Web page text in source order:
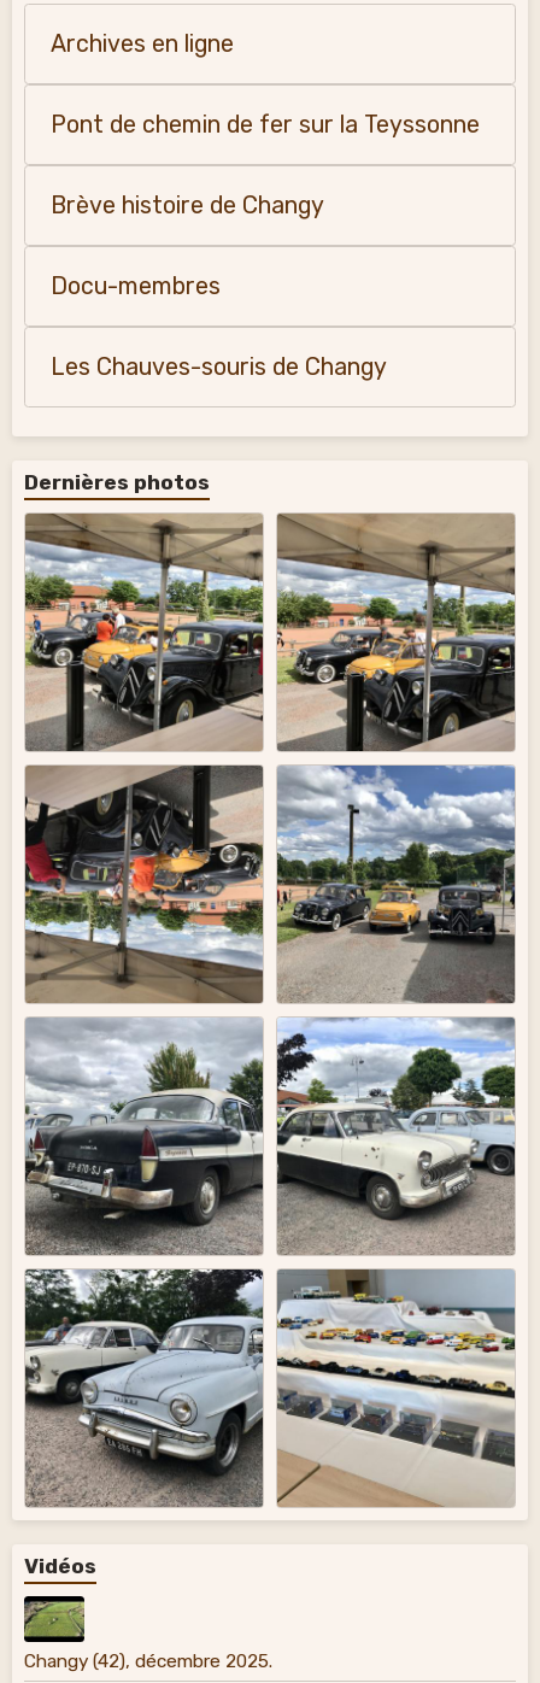
Archives en ligne
Pont de chemin de fer sur la Teyssonne
Brève histoire de Changy
Docu-membres
Les Chauves-souris de Changy
Dernières photos
Vidéos
Changy (42), décembre 2025.